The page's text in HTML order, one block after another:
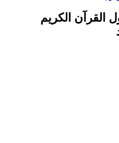
القرآن الكريم